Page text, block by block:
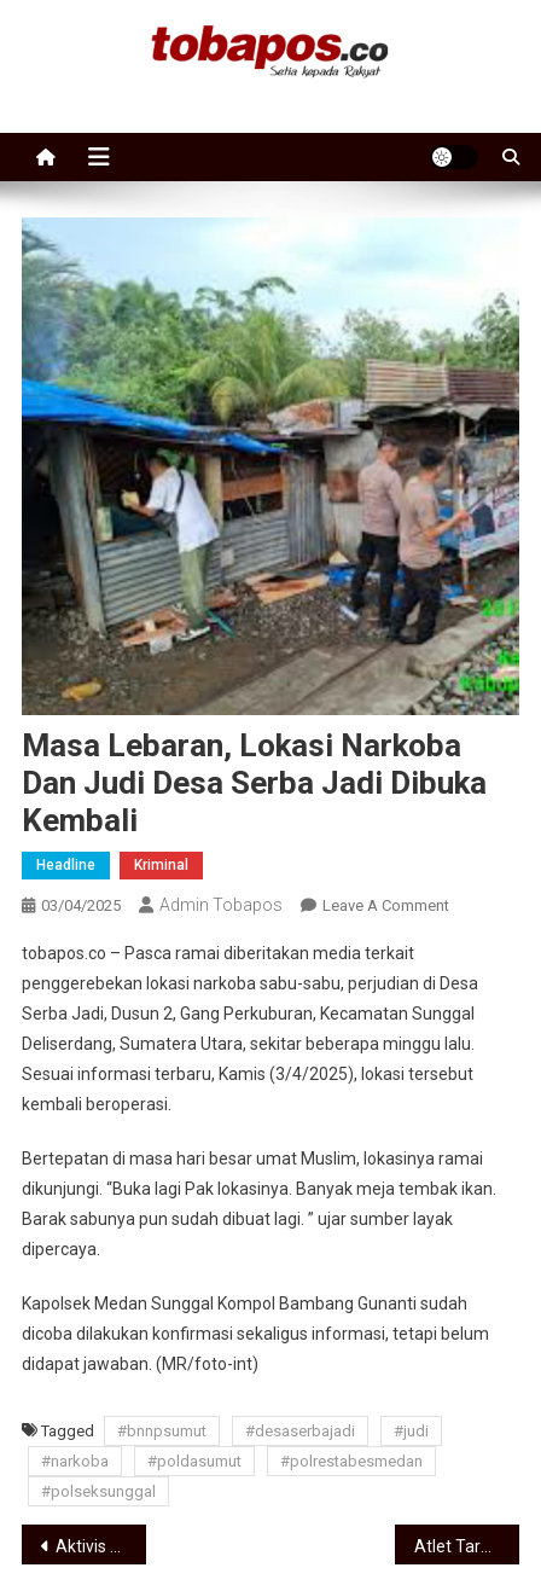
Masa Lebaran, Lokasi Narkoba
Dan Judi Desa Serba Jadi Dibuka
Kembali
Headline Kriminal
03/04/2025 Admin Tobapos Leave A CommentOn Masa
Narkoba
Dan Judi
Desa
Serba
Kembali
tobapos.co – Pasca ramai diberitakan media terkait
penggerebekan lokasi narkoba sabu-sabu, perjudian di Desa
Serba Jadi, Dusun 2, Gang Perkuburan, Kecamatan Sunggal
Deliserdang, Sumatera Utara, sekitar beberapa minggu lalu.
Sesuai informasi terbaru, Kamis (3/4/2025), lokasi tersebut
kembali beroperasi.
Bertepatan di masa hari besar umat Muslim, lokasinya ramai
dikunjungi. “Buka lagi Pak lokasinya. Banyak meja tembak ikan.
Barak sabunya pun sudah dibuat lagi. ” ujar sumber layak
dipercaya.
Kapolsek Medan Sunggal Kompol Bambang Gunanti sudah
dicoba dilakukan konfirmasi sekaligus informasi, tetapi belum
didapat jawaban. (MR/foto-int)
Tagged #bnnpsumut #desaserbajadi
#judi
#narkoba
#poldasumut
#polrestabesmedan
#polseksunggal
Navigasi pos
Aktivis Desak Komisi VI DPR RI Turun ke Sumut, HGU Perkebunan Jadi Perumahan Mewah